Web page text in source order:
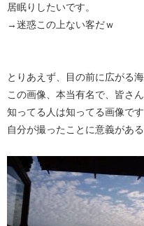
居眠りしたいです。
→迷惑この上ない客だｗ
とりあえず、目の前に広がる
この画像、本当有名で、皆さ
知ってる人は知ってる画像です
自分が撮ったことに意義があ